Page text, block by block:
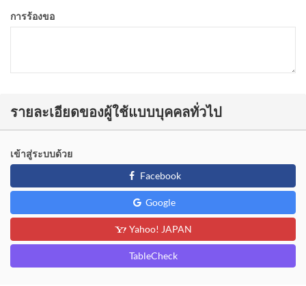
การร้องขอ
รายละเอียดของผู้ใช้แบบบุคคลทั่วไป
เข้าสู่ระบบด้วย
Facebook
Google
Yahoo! JAPAN
TableCheck